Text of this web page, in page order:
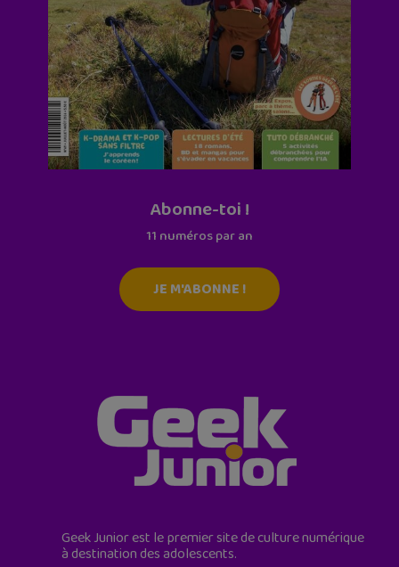
Abonne-toi !
11 numéros par an
JE M'ABONNE !
Geek Junior est le premier site de culture numérique
à destination des adolescents.